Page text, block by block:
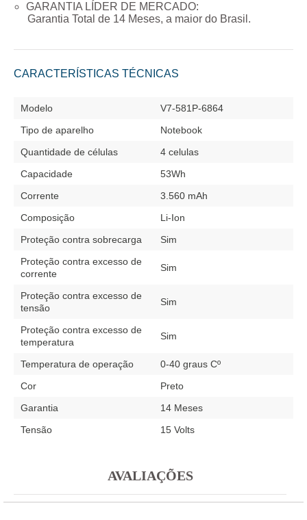
GARANTIA LÍDER DE MERCADO:
Garantia Total de 14 Meses, a maior do Brasil.
CARACTERÍSTICAS TÉCNICAS
Modelo
V7-581P-6864
Tipo de aparelho
Notebook
Quantidade de células
4 celulas
Capacidade
53Wh
Corrente
3.560 mAh
Composição
Li-Ion
Proteção contra sobrecarga
Sim
Proteção contra excesso de
corrente
Sim
Proteção contra excesso de
tensão
Sim
Proteção contra excesso de
temperatura
Sim
Temperatura de operação
0-40 graus Cº
Cor
Preto
Garantia
14 Meses
Tensão
15 Volts
AVALIAÇÕES